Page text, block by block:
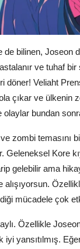
de bilinen, Joseon
ve tuhaf bir
döner! Veliaht
çıkar ve ülkenin
bundan
zombi temasını
Geleneksel Kore
gelebilir ama
mücadele çok
Özellikle
iyi yansıtılmış.